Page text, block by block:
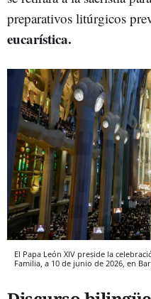
preparativos litúrgicos
eucarística.
El Papa León XIV preside la
Familia, a 10 de junio de 2026, en